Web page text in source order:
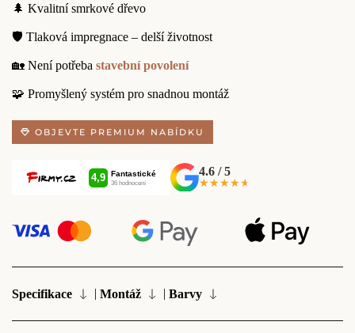
🌲 Kvalitní smrkové dřevo
🛡️ Tlaková impregnace – delší životnost
🏡 Není potřeba stavební povolení
🧩 Promyšlený systém pro snadnou montáž
OBJEVTE PREMIUM NABÍDKU
4.6 / 5
★★★★★
★★★★★
Specifikace | Montáž | Barvy